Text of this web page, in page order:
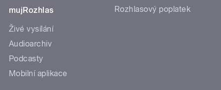
mujRozhlas
Živé vysílání
Audioarchiv
Podcasty
Mobilní aplikace
Rozhlasový poplatek